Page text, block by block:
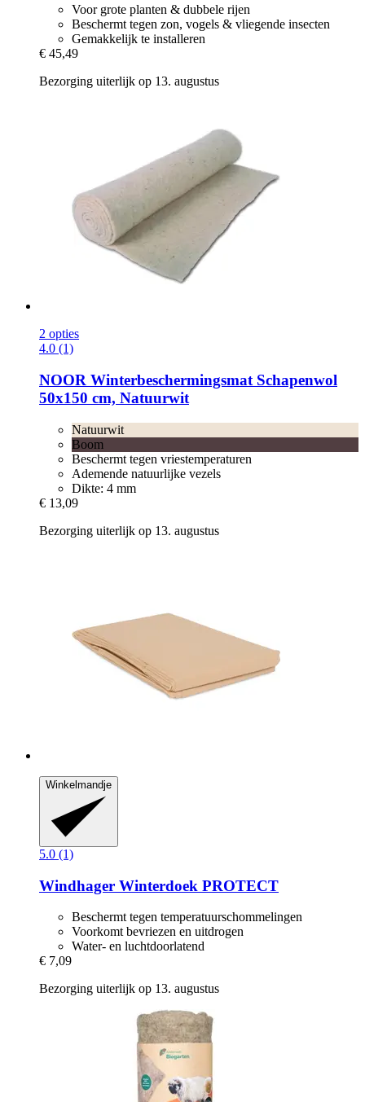
Voor grote planten & dubbele rijen
Beschermt tegen zon, vogels & vliegende insecten
Gemakkelijk te installeren
€ 45,49
Bezorging uiterlijk op 13. augustus
2 opties
4.0 (1)
NOOR Winterbeschermingsmat Schapenwol
50x150 cm, Natuurwit
Natuurwit
Boom
Beschermt tegen vriestemperaturen
Ademende natuurlijke vezels
Dikte: 4 mm
€ 13,09
Bezorging uiterlijk op 13. augustus
Winkelmandje
5.0 (1)
Windhager Winterdoek PROTECT
Beschermt tegen temperatuurschommelingen
Voorkomt bevriezen en uitdrogen
Water- en luchtdoorlatend
€ 7,09
Bezorging uiterlijk op 13. augustus